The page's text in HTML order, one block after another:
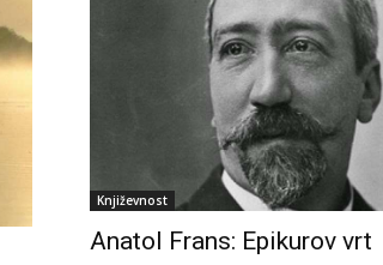
Književnost
Anatol Frans: Epikurov vrt